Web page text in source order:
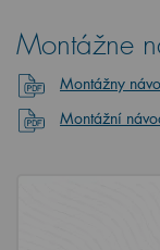
Montážne
Montážny
Montážní